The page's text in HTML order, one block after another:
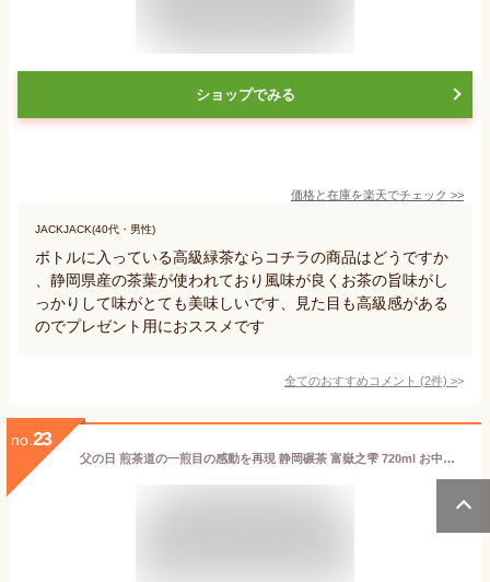
ショップでみる
価格と在庫を楽天でチェック >>
JACKJACK(40代・男性)
ボトルに入っている高級緑茶ならコチラの商品はどうですか
、静岡県産の茶葉が使われており風味が良くお茶の旨味がし
っかりして味がとても美味しいです、見た目も高級感がある
のでプレゼント用におススメです
全てのおすすめコメント (2件) >
no. 23
父の日 煎茶道の一煎目の感動を再現 静岡碾茶 富嶽之雫 720ml お中元 ボトルティ 豪華化粧箱入 結婚祝い 内祝い プレゼント ギフト お祝